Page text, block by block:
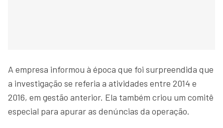
A empresa informou à época que foi surpreendida que
a investigação se referia a atividades entre 2014 e
2016, em gestão anterior. Ela também criou um comitê
especial para apurar as denúncias da operação.